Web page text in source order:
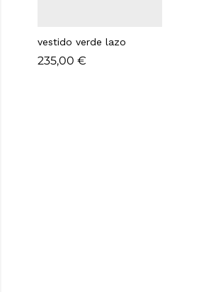
vestido verde lazo
235,00 €
235,00 €